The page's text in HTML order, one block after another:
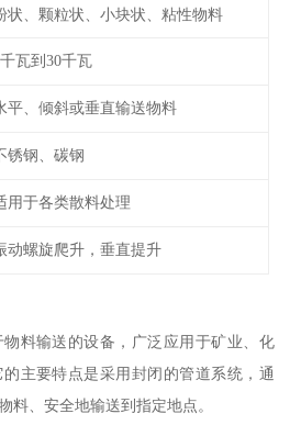
状、颗粒状、小块状、粘性物料
瓦到30千瓦
平、倾斜或垂直输送物料
锈钢、碳钢
用于各类散料处理
动螺旋爬升，垂直提升
料输送的设备，广泛应用于矿业、化
主要特点是采用封闭的管道系统，通
料、安全地输送到指定地点。